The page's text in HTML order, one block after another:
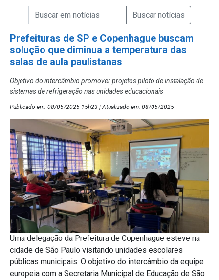
Campo de Busca de Notícias
Campo de Busca de informaçõesEnviar a Busca de Notícias
Prefeituras de SP e Copenhague buscam
solução que diminua a temperatura das
salas de aula paulistanas
Objetivo do intercâmbio promover projetos piloto de instalação de
sistemas de refrigeração nas unidades educacionais
Publicado em: 08/05/2025 15h23 | Atualizado em: 08/05/2025
Uma delegação da Prefeitura de Copenhague esteve na
cidade de São Paulo visitando unidades escolares
públicas municipais. O objetivo do intercâmbio da equipe
europeia com a Secretaria Municipal de Educação de São